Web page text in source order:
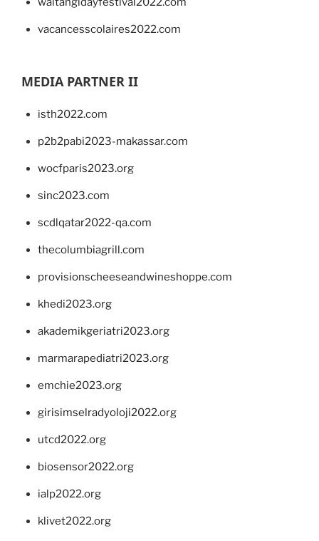
vacancesscolaires2022.com
MEDIA PARTNER II
isth2022.com
p2b2pabi2023-makassar.com
wocfparis2023.org
sinc2023.com
scdlqatar2022-qa.com
thecolumbiagrill.com
provisionscheeseandwineshoppe.com
khedi2023.org
akademikgeriatri2023.org
marmarapediatri2023.org
emchie2023.org
girisimselradyoloji2022.org
utcd2022.org
biosensor2022.org
ialp2022.org
klivet2022.org